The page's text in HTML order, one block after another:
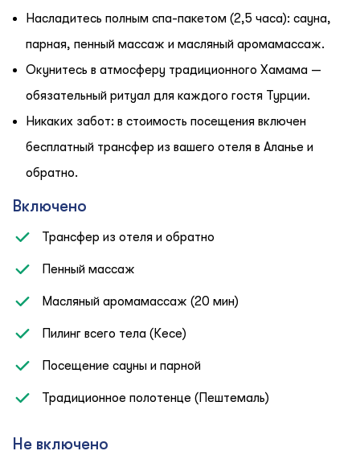
Насладитесь полным спа-пакетом (2,5 часа): сауна,
парная, пенный массаж и масляный аромамассаж.
Окунитесь в атмосферу традиционного Хамама —
обязательный ритуал для каждого гостя Турции.
Никаких забот: в стоимость посещения включен
бесплатный трансфер из вашего отеля в Аланье и
обратно.
Включено
Трансфер из отеля и обратно
Пенный массаж
Масляный аромамассаж (20 мин)
Пилинг всего тела (Кесе)
Посещение сауны и парной
Традиционное полотенце (Пештемаль)
Не включено